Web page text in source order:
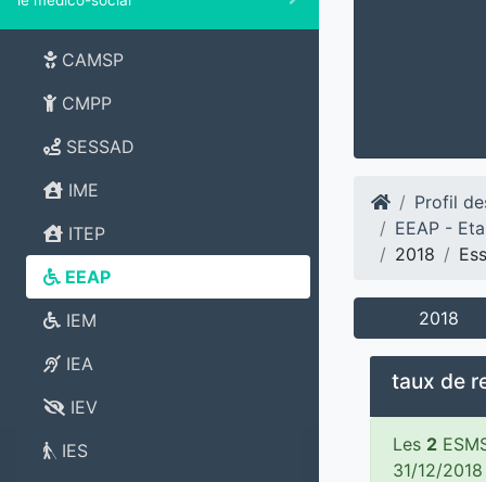
CAMSP
CMPP
SESSAD
IME
ITEP
EEAP
IEM
IEA
IEV
IES
Profil
EEAP -
2018
2018
taux de
Les 2
31/12/